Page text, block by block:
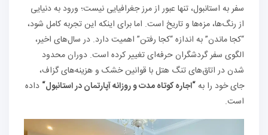
سفر به استانبول، تنها عبور از مرز جغرافیایی نیست؛ ورود به دنیایی
از رنگ‌ها، مزه‌ها و تاریخ است. اما برای اینکه این تجربه کامل شود،
“کجا ماندن” به اندازه “کجا رفتن” اهمیت دارد. در سال‌های اخیر،
الگوی سفر گردشگران حرفه‌ای تغییر کرده است. دوران محدود
شدن در اتاق‌های تنگ هتل با قوانین خشک و هزینه‌های گزاف،
جای خود را به“اجاره کوتاه مدت و روزانه آپارتماندر استانبول“ داده
است.